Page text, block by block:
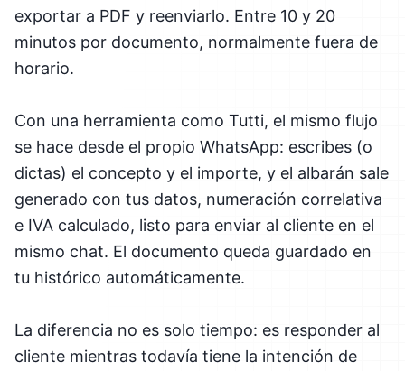
exportar a PDF y reenviarlo. Entre 10 y 20
minutos por documento, normalmente fuera de
horario.
Con una herramienta como Tutti, el mismo flujo
se hace desde el propio WhatsApp: escribes (o
dictas) el concepto y el importe, y el albarán sale
generado con tus datos, numeración correlativa
e IVA calculado, listo para enviar al cliente en el
mismo chat. El documento queda guardado en
tu histórico automáticamente.
La diferencia no es solo tiempo: es responder al
cliente mientras todavía tiene la intención de